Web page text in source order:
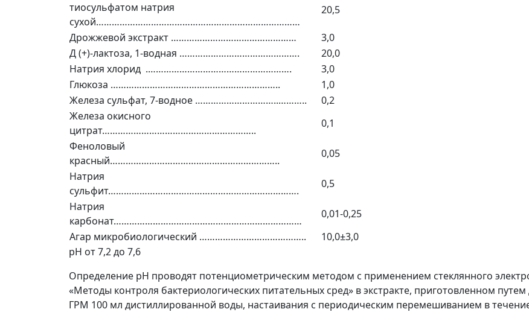
тиосульфатом натрия
сухой……………………………………………………………………
20,5
Дрожжевой экстракт …………………………………………
3,0
Д (+)-лактоза, 1-водная ……………………………………….
20,0
Натрия хлорид .……………………………………………….
3,0
Глюкоза ………………………………………………………..
1,0
Железа сульфат, 7-водное …………………………..………..
0,2
Железа окисного
цитрат…………………………………………………..
0,1
Феноловый
красный………………………………………………………..
0,05
Натрия
сульфит……………………………………………………………….
0,5
Натрия
карбонат………………………………………………………………
0,01-0,25
Агар микробиологический …………………………………..
10,0±3,0
рН от 7,2 до 7,6
Определение pH проводят потенциометрическим методом с применением стеклянного
«Методы контроля бактериологических питательных сред» в экстракте, приготовленном путем
ГРМ 100 мл дистиллированной воды, настаивания с периодическим перемешиванием в